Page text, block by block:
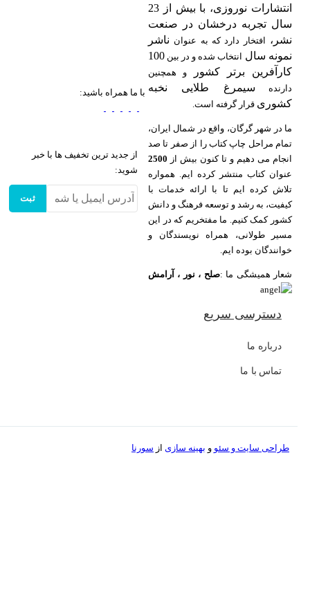
انتشارات نوروزی، با بیش از 23
سال تجربه درخشان در صنعت
نشر،افتخار دارد که به عنوانناشر
نمونه سالانتخاب شده و در بین 100
کارآفرین برتر کشور
و همچنین
دارندهسیمرغ طلایی نخبه
کشوریقرار گرفته است.
ما در شهر گرگان، واقع در شمال ایران،
تمام مراحل چاپ کتاب را از صفر تا صد
انجام می دهیم و تا کنون بیش از2500
عنوان کتاب منتشر کرده ایم. همواره
تلاش کرده ایم تا با ارائه خدمات با
کیفیت، به رشد و توسعه فرهنگ و دانش
کشور کمک کنیم. ما مفتخریم که در این
مسیر طولانی، همراه نویسندگان و
خوانندگان بوده ایم.
شعار همیشگی ما : صلح ، نور ، آرامش
دسترسی سریع
درباره ما
تماس با ما
با ما همراه باشید:
از جدید ترین تخفیف ها با خبر
شوید:
ثبت
طراحی سایت وسئو وبهینه سازیازسورنا